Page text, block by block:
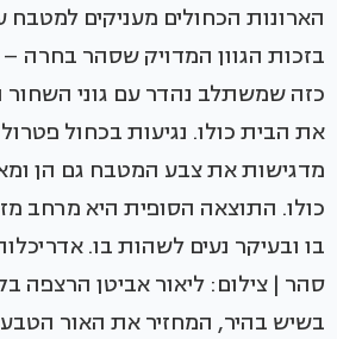
הארונות הכחולים מעניקים למטבח
בזכות הגוון המדויק שסהר בחרה –
כזה שמשתלב נהדר עם גוני השחור
את הבית כולו. נגיעות בכחול
מדגישות את צבע המטבח גם הן
כולו. התוצאה הסופית היא מרחב
בו ובעיקר נעים לשהות בו.
סהר | צילום: ליאור אביטן הרצפה
בשיש בהיר, המחזיר את האור